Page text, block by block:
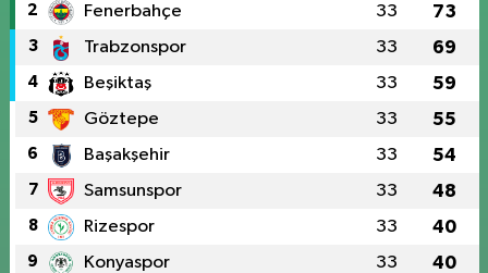
2 Fenerbahçe 33 73
3 Trabzonspor 33 69
4 Beşiktaş 33 59
5 Göztepe 33 55
6 Başakşehir 33 54
7 Samsunspor 33 48
8 Rizespor 33 40
9 Konyaspor 33 40